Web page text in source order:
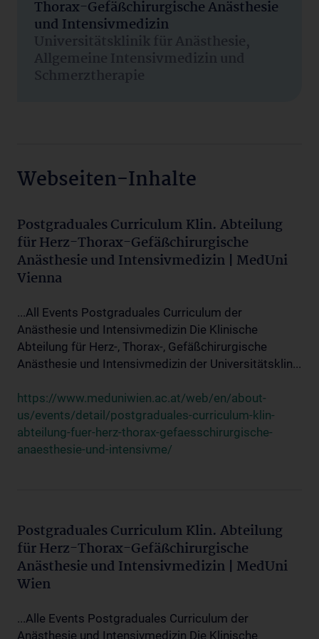
Thorax-Gefäßchirurgische Anästhesie
und Intensivmedizin
Universitätsklinik für Anästhesie,
Allgemeine Intensivmedizin und
Schmerztherapie
Webseiten-Inhalte
Postgraduales Curriculum Klin. Abteilung
für Herz-Thorax-Gefäßchirurgische
Anästhesie und Intensivmedizin | MedUni
Vienna
...All Events Postgraduales Curriculum der
Anästhesie und Intensivmedizin Die Klinische
Abteilung für Herz-, Thorax-, Gefäßchirurgische
Anästhesie und Intensivmedizin der Universitätsklin...
https://www.meduniwien.ac.at/web/en/about-
us/events/detail/postgraduales-curriculum-klin-
abteilung-fuer-herz-thorax-gefaesschirurgische-
anaesthesie-und-intensivme/
Postgraduales Curriculum Klin. Abteilung
für Herz-Thorax-Gefäßchirurgische
Anästhesie und Intensivmedizin | MedUni
Wien
...Alle Events Postgraduales Curriculum der
Anästhesie und Intensivmedizin Die Klinische